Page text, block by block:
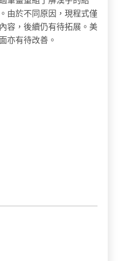
由於不同原因，現程式僅
容，後續仍有待拓展。美
亦有待改善。